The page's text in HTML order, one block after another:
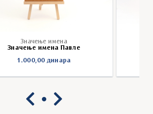
Значење имена
Значење имена Павле
1.000,00динара